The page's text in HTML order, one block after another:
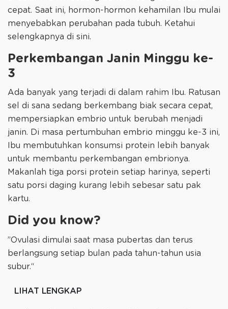
cepat. Saat ini, hormon-hormon kehamilan Ibu mulai
menyebabkan perubahan pada tubuh. Ketahui
selengkapnya di sini.
Perkembangan Janin Minggu ke-
3
Ada banyak yang terjadi di dalam rahim Ibu. Ratusan
sel di sana sedang berkembang biak secara cepat,
mempersiapkan embrio untuk berubah menjadi
janin. Di masa pertumbuhan embrio minggu ke-3 ini,
Ibu membutuhkan konsumsi protein lebih banyak
untuk membantu perkembangan embrionya.
Makanlah tiga porsi protein setiap harinya, seperti
satu porsi daging kurang lebih sebesar satu pak
kartu.
Did you know?
”Ovulasi dimulai saat masa pubertas dan terus
berlangsung setiap bulan pada tahun-tahun usia
subur.“
LIHAT LENGKAP